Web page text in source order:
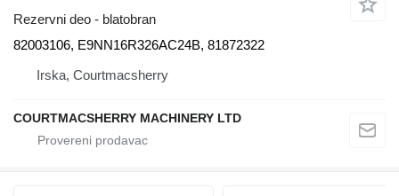
Rezervni deo - blatobran
82003106, E9NN16R326AC24B, 81872322
Irska, Courtmacsherry
COURTMACSHERRY MACHINERY LTD